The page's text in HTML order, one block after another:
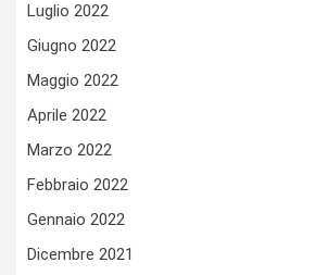
Luglio 2022
Giugno 2022
Maggio 2022
Aprile 2022
Marzo 2022
Febbraio 2022
Gennaio 2022
Dicembre 2021